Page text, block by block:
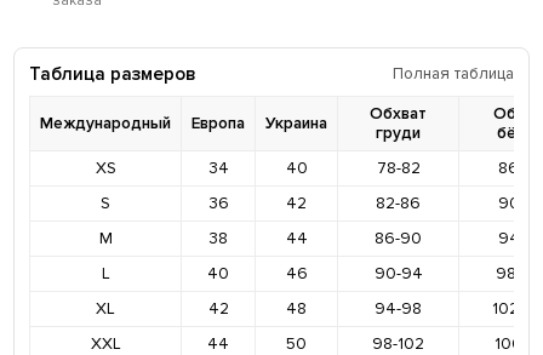
Таблица размеров Полная таблица
Международный Европа Украина
Обхват
груди
XS
34 40 78-82
86-
S
36 42 82-86
90-
M
38 44 86-90
94-
L
40 46 90-94
98-
XL
42 48 94-98
102-
XXL
44 50 98-102
106-